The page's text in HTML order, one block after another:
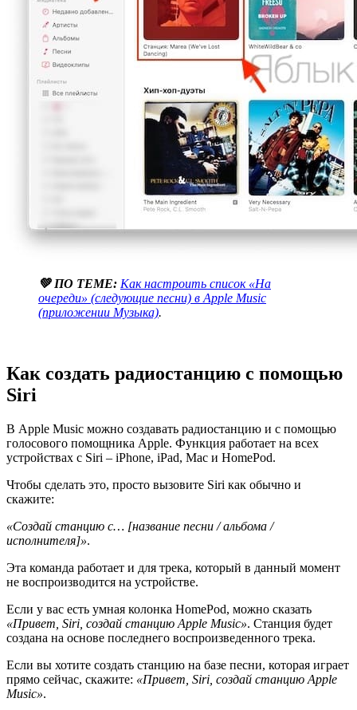
💚 ПО ТЕМЕ: Как настроить список «На
очереди» (следующие песни) в Apple Music
(приложении Музыка).
Как создать радиостанцию с помощью
Siri
В Apple Music можно создавать радиостанцию и с помощью
голосового помощника Apple. Функция работает на всех
устройствах с Siri – iPhone, iPad, Mac и HomePod.
Чтобы сделать это, просто вызовите Siri как обычно и
скажите:
«Создай станцию с… [название песни / альбома /
исполнителя]».
Эта команда работает и для трека, который в данный момент
не воспроизводится на устройстве.
Если у вас есть умная колонка HomePod, можно сказать
«Привет, Siri, создай станцию Apple Music». Станция будет
создана на основе последнего воспроизведенного трека.
Если вы хотите создать станцию на базе песни, которая играет
прямо сейчас, скажите: «Привет, Siri, создай станцию Apple
Music».